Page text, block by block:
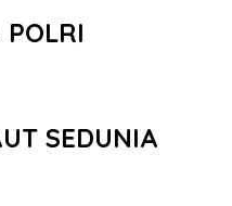
SEDUNIA